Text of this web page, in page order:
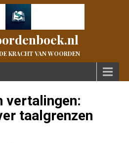
KRACHT VAN WOORDEN
vertalingen:
taalgrenzen